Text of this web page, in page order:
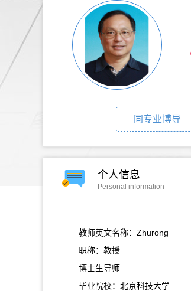
同专业博导
个人信息
Personal information
教师英文名称：Zhurong
职称：教授
博士生导师
毕业院校：北京科技大学